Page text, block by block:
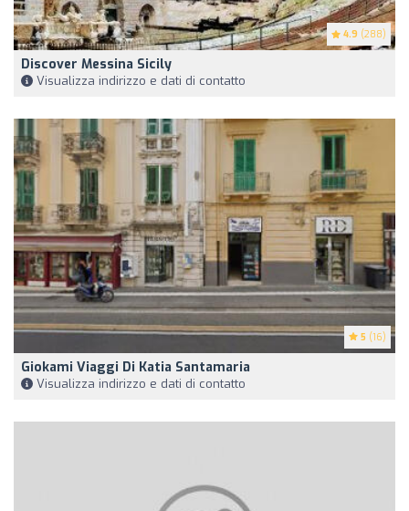
4.9 (288)
Discover Messina Sicily
Visualizza indirizzo e dati di contatto
5 (16)
Giokami Viaggi Di Katia Santamaria
Visualizza indirizzo e dati di contatto